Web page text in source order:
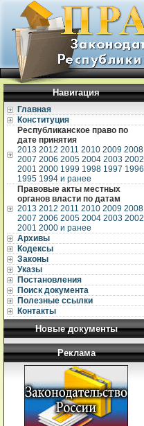
Навигация
Главная
Конституция
Республиканское право по
дате принятия
2013 2012 2011 2010 2009 2008
2007 2006 2005 2004 2003 2002
2001 2000 1999 1998 1997 1996
1995 1994 и ранее
Правовые акты местных
органов власти по датам
2013 2012 2011 2010 2009 2008
2007 2006 2005 2004 2003 2002
2001 2000 и ранее
Архивы
Кодексы
Законы
Указы
Постановления
Поиск документа
Полезные ссылки
Контакты
Новые документы
Реклама